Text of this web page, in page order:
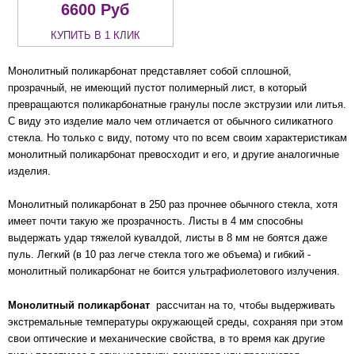
6600 Руб
КУПИТЬ В 1 КЛИК
Монолитный поликарбонат представляет собой сплошной,
прозрачный, не имеющий пустот полимерный лист, в который
превращаются поликарбонатные гранулы после экструзии или литья.
С виду это изделие мало чем отличается от обычного силикатного
стекла. Но только с виду, потому что по всем своим характеристикам
монолитный поликарбонат превосходит и его, и другие аналогичные
изделия.
Монолитный поликарбонат в 250 раз прочнее обычного стекла, хотя
имеет почти такую же прозрачность. Листы в 4 мм способны
выдержать удар тяжелой кувалдой, листы в 8 мм не боятся даже
пуль. Легкий (в 10 раз легче стекла того же объема) и гибкий -
монолитный поликарбонат не боится ультрафиолетового излучения.
Монолитный поликарбонат рассчитан на то, чтобы выдерживать
экстремальные температуры окружающей среды, сохраняя при этом
свои оптические и механические свойства, в то время как другие